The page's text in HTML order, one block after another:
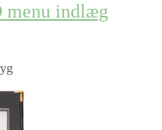
menu indlæg